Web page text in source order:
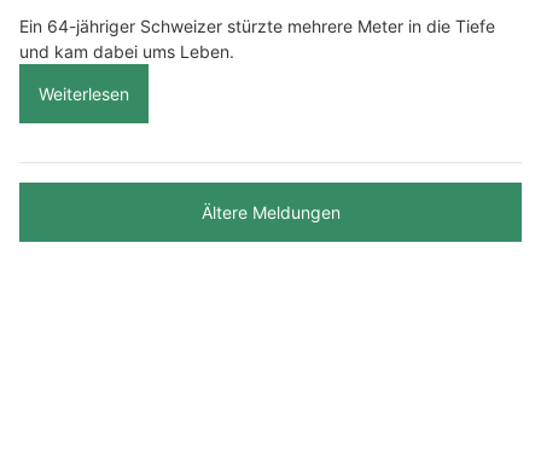
Ein 64-jähriger Schweizer stürzte mehrere Meter in die Tiefe
und kam dabei ums Leben.
Weiterlesen
Ältere Meldungen